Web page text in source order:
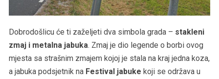
Dobrodošlicu će ti zaželjeti dva simbola grada – stakleni
zmaj i metalna jabuka. Zmaj je dio legende o borbi ovog
mjesta sa strašnim zmajem kojoj je stala na kraj jedna koza,
a jabuka podsjetnik na Festival jabuke koji se održava u